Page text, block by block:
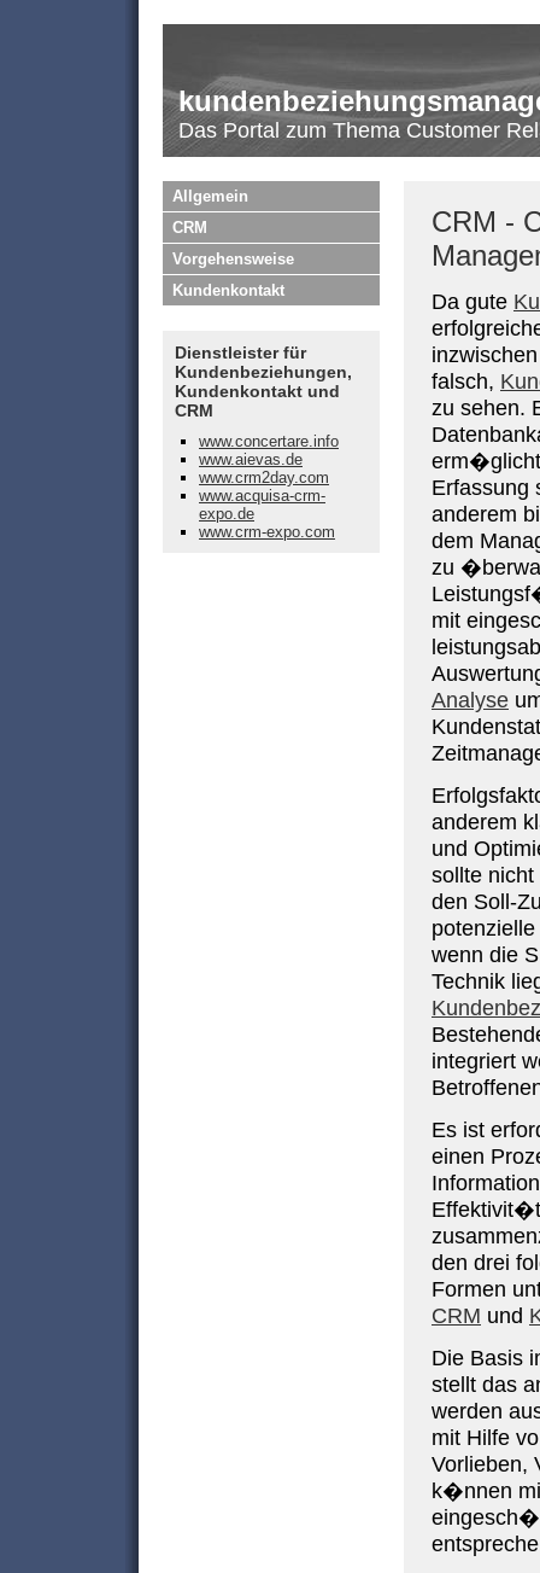
Das Portal zum Thema Customer
Allgemein
CRM
Vorgehensweise
Kundenkontakt
Dienstleister für
Kundenbeziehungen,
Kundenkontakt und
CRM
www.concertare.info
www.aievas.de
www.crm2day.com
www.acquisa-crm-
expo.de
www.crm-expo.com
CRM -
Da gute
falsch,
zu sehen.
erm�glicht
Erfassung
anderem
dem
zu
mit
Analyse
anderem
und
sollte
den Soll-
wenn die
Technik
integriert
Es ist
einen
den drei
Formen
CRM und
Die Basis
stellt das
werden
mit Hilfe
Vorlieben,
k�nnen